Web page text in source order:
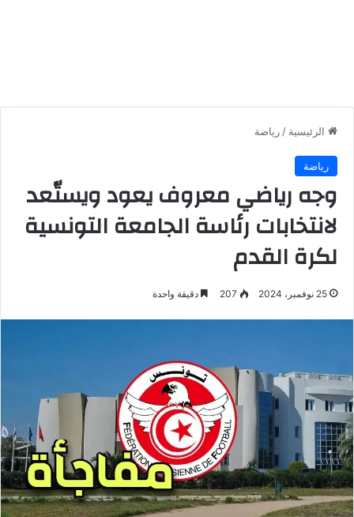
الرئيسية / رياضة
رياضة
وجه رياضي معروف يعود ويستّعد
لانتخابات رئاسة الجامعة التونسية
لكرة القدم
25 نوفمبر، 2024 207 دقيقة واحدة